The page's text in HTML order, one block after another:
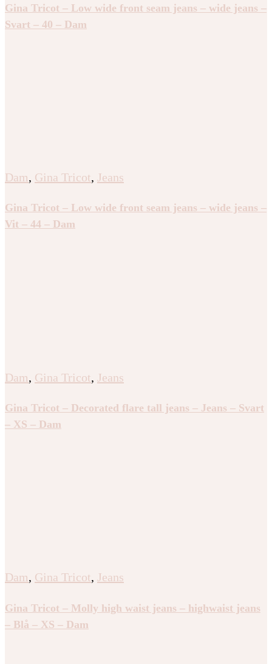
Gina Tricot – Low wide front seam jeans – wide jeans –
Svart – 40 – Dam
Dam, Gina Tricot, Jeans
Gina Tricot – Low wide front seam jeans – wide jeans –
Vit – 44 – Dam
Dam, Gina Tricot, Jeans
Gina Tricot – Decorated flare tall jeans – Jeans – Svart
– XS – Dam
Dam, Gina Tricot, Jeans
Gina Tricot – Molly high waist jeans – highwaist jeans
– Blå – XS – Dam